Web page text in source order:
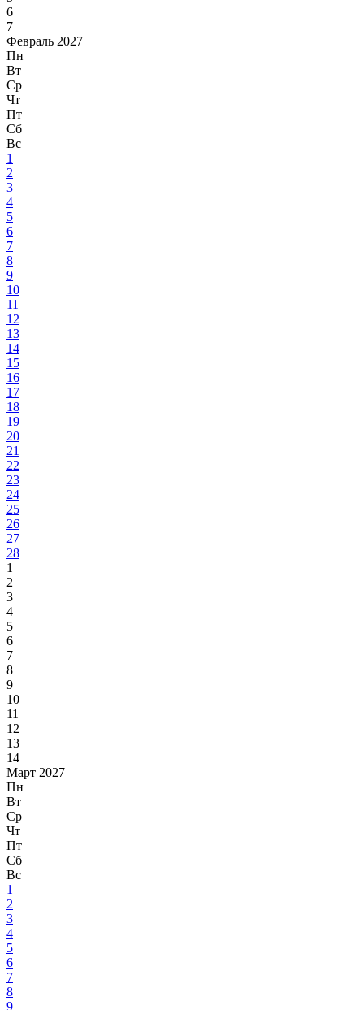
6
7
Февраль 2027
Пн
Вт
Ср
Чт
Пт
Сб
Вс
1
2
3
4
5
6
7
8
9
10
11
12
13
14
15
16
17
18
19
20
21
22
23
24
25
26
27
28
1
2
3
4
5
6
7
8
9
10
11
12
13
14
Март 2027
Пн
Вт
Ср
Чт
Пт
Сб
Вс
1
2
3
4
5
6
7
8
9